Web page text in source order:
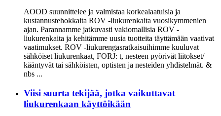
AOOD suunnittelee ja valmistaa korkealaatuisia ja
kustannustehokkaita ROV -liukurenkaita vuosikymmenien
ajan. Parannamme jatkuvasti vakiomallisia ROV -
liukurenkaita ja kehitämme uusia tuotteita täyttämään vaativat
vaatimukset. ROV -liukurengasratkaisuihimme kuuluvat
sähköiset liukurenkaat, FORJ: t, nesteen pyörivät liitokset/
kääntyvät tai sähköisten, optisten ja nesteiden yhdistelmät. &
nbs ...
Viisi suurta tekijää, jotka vaikuttavat
liukurenkaan käyttöikään